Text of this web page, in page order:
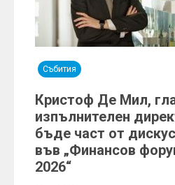
Събития
Кристоф Де Мил,
изпълнителен
бъде част от
във „Финансов
2026“